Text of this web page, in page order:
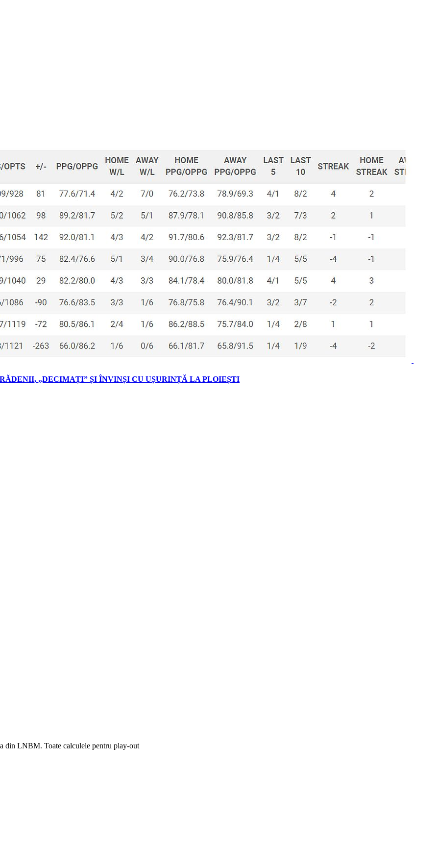
„DECIMAȚI” ȘI ÎNVINȘI CU UȘURINȚĂ LA PLOIEȘTI
din LNBM. Toate calculele pentru play-out